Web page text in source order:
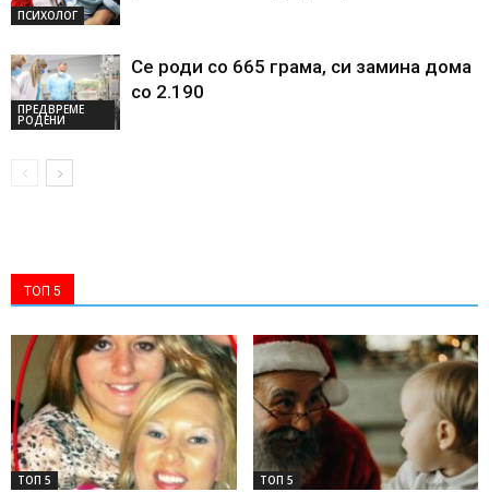
ПСИХОЛОГ
ПРЕДВРЕМЕ
РОДЕНИ
Се роди со 665 грама, си замина дома
со 2.190
ТОП 5
ТОП 5 ТОП 5